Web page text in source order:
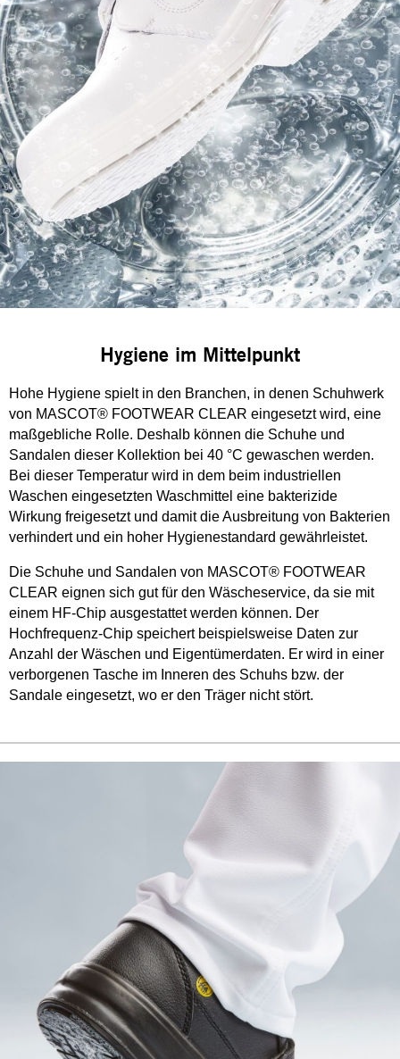
Hygiene im Mittelpunkt
Hohe Hygiene spielt in den Branchen, in denen Schuhwerk
von MASCOT® FOOTWEAR CLEAR eingesetzt wird, eine
maßgebliche Rolle. Deshalb können die Schuhe und
Sandalen dieser Kollektion bei 40 °C gewaschen werden.
Bei dieser Temperatur wird in dem beim industriellen
Waschen eingesetzten Waschmittel eine bakterizide
Wirkung freigesetzt und damit die Ausbreitung von Bakterien
verhindert und ein hoher Hygienestandard gewährleistet.
Die Schuhe und Sandalen von MASCOT® FOOTWEAR
CLEAR eignen sich gut für den Wäscheservice, da sie mit
einem HF-Chip ausgestattet werden können. Der
Hochfrequenz-Chip speichert beispielsweise Daten zur
Anzahl der Wäschen und Eigentümerdaten. Er wird in einer
verborgenen Tasche im Inneren des Schuhs bzw. der
Sandale eingesetzt, wo er den Träger nicht stört.